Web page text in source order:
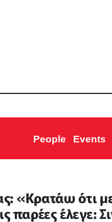
People Events
«Κρατάω ότι
παρέες